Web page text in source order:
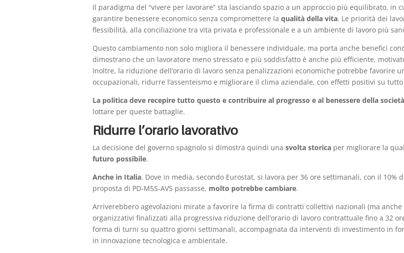
Il paradigma del “vivere per lavorare” sta lasciando spazio a un approccio più equilibrato, in
garantire benessere economico senza compromettere la qualità della vita. Le priorità dei
flessibilità, alla conciliazione tra vita privata e professionale e a un ambiente di lavoro più
Questo cambiamento non solo migliora il benessere individuale, ma porta anche benefici
dimostrano che un lavoratore meno stressato e più soddisfatto è anche più efficiente,
Inoltre, la riduzione dell’orario di lavoro senza penalizzazioni economiche potrebbe favorire
occupazionali, ridurre l’assenteismo e migliorare il clima aziendale, con effetti positivi su
La politica deve recepire tutto questo e contribuire al progresso e al benessere della società
lottare per queste battaglie.
Ridurre l’orario lavorativo
La decisione del governo spagnolo si dimostra quindi unasvolta storica per migliorare la
futuro possibile.
Anche in Italia. Dove in media, secondo Eurostat, si lavora per 36 ore settimanali, con il 10%
proposta di PD-M5S-AVS passasse, molto potrebbe cambiare.
Arriverebbero agevolazioni mirate a favorire la firma di contratti collettivi nazionali (ma
organizzativi finalizzati alla progressiva riduzione dell’orario di lavoro contrattuale fino a 32
forma di turni su quattro giorni settimanali, accompagnata da interventi di investimento in
in innovazione tecnologica e ambientale.